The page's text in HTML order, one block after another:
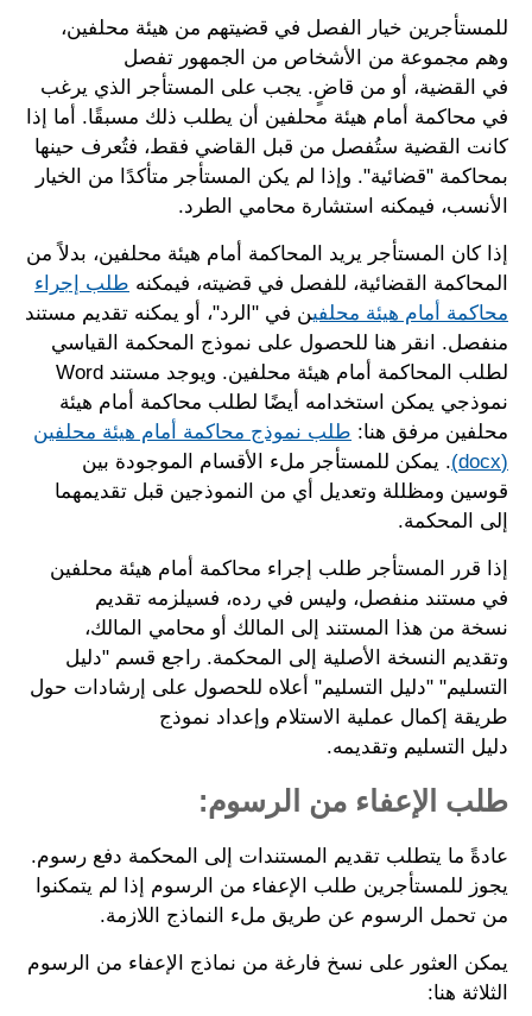
للمستأجرين خيار الفصل في قضيتهم من هيئة محلفين،
وهم مجموعة من الأشخاص من الجمهور تفصل
في القضية، أو من قاضٍ. يجب على المستأجر الذي يرغب
في محاكمة أمام هيئة محلفين أن يطلب ذلك مسبقًا. أما إذا
كانت القضية ستُفصل من قبل القاضي فقط، فتُعرف حينها
بمحاكمة "قضائية". وإذا لم يكن المستأجر متأكدًا من الخيار
الأنسب، فيمكنه استشارة محامي الطرد.
إذا كان المستأجر يريد المحاكمة أمام هيئة محلفين، بدلاً من
المحاكمة القضائية، للفصل في قضيته، فيمكنه طلب إجراء
محاكمة أمام هيئة محلفين في "الرد"، أو يمكنه تقديم مستند
منفصل. انقر هنا للحصول على نموذج المحكمة القياسي
لطلب المحاكمة أمام هيئة محلفين. ويوجد مستند Word
نموذجي يمكن استخدامه أيضًا لطلب محاكمة أمام هيئة
محلفين مرفق هنا: طلب نموذج محاكمة أمام هيئة محلفين
(docx)
. يمكن للمستأجر ملء الأقسام الموجودة بين
قوسين ومظللة وتعديل أي من النموذجين قبل تقديمهما
إلى المحكمة.
إذا قرر المستأجر طلب إجراء محاكمة أمام هيئة محلفين
في مستند منفصل، وليس في رده، فسيلزمه تقديم
نسخة من هذا المستند إلى المالك أو محامي المالك،
وتقديم النسخة الأصلية إلى المحكمة. راجع قسم "دليل
التسليم" "دليل التسليم" أعلاه للحصول على إرشادات حول
طريقة إكمال عملية الاستلام وإعداد نموذج
دليل التسليم وتقديمه.
طلب الإعفاء من الرسوم:
عادةً ما يتطلب تقديم المستندات إلى المحكمة دفع رسوم.
يجوز للمستأجرين طلب الإعفاء من الرسوم إذا لم يتمكنوا
من تحمل الرسوم عن طريق ملء النماذج اللازمة.
يمكن العثور على نسخ فارغة من نماذج الإعفاء من الرسوم
الثلاثة هنا: